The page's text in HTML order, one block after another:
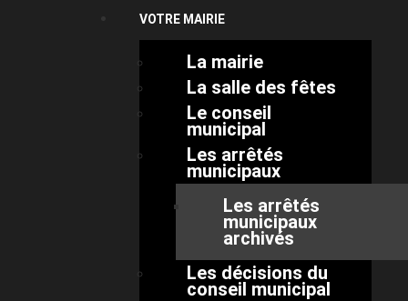
VOTRE MAIRIE
La mairie
La salle des fêtes
Le conseil
municipal
Les arrêtés
municipaux
Les arrêtés
municipaux
archivés
Les décisions du
conseil municipal